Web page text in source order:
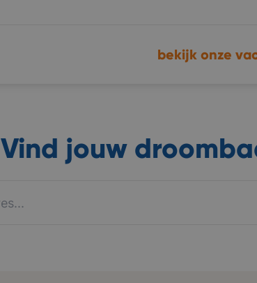
bekijk onze
Vind jouw